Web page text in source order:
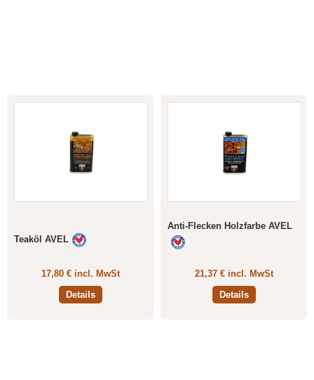
Teaköl AVEL
17,80 € incl. MwSt
Details
Anti-Flecken Holzfarbe AVEL
21,37 € incl. MwSt
Details